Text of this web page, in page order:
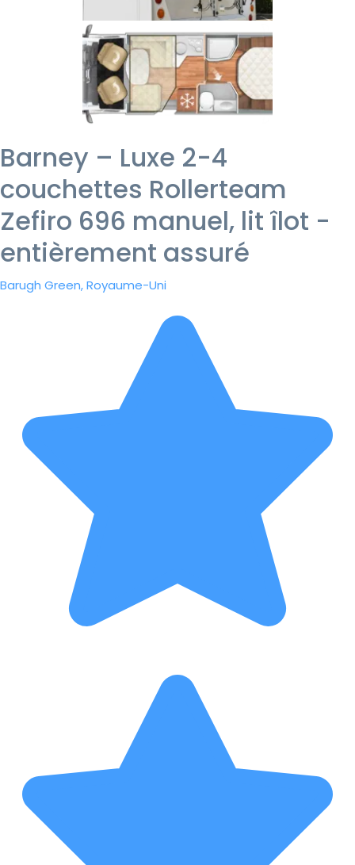
Barney – Luxe 2-4
couchettes Rollerteam
Zefiro 696 manuel, lit îlot -
entièrement assuré
Barugh Green, Royaume-Uni